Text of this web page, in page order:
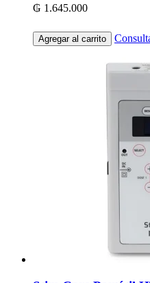
₲ 1.645.000
Agregar al carrito